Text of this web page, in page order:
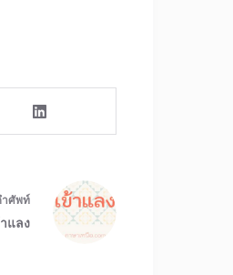
ำศัพท์
แลง